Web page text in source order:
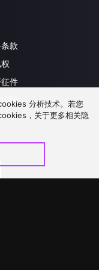
款
件
談
分析技术。若您
，关于更多相关隐